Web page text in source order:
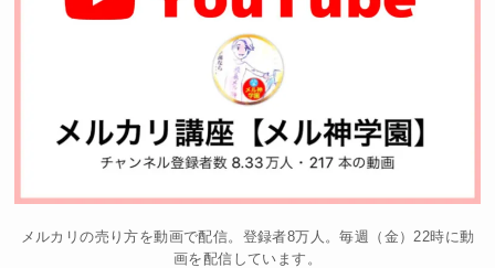
メルカリの売り方を動画で配信。登録者8万人。毎週（金）22時に動
画を配信しています。